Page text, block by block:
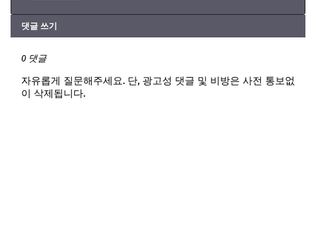
댓글 쓰기
0 댓글
자유롭게 질문해주세요. 단, 광고성 댓글 및 비방은 사전 통보없
이 삭제됩니다.